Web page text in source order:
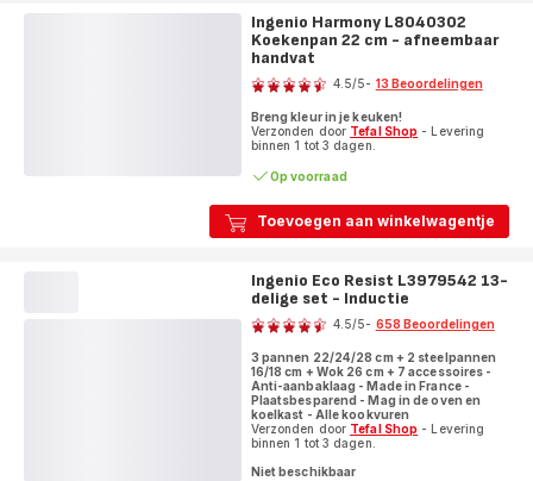
Toevoegen aan winkelwagentje
Ingenio Harmony L8040302
Koekenpan 22 cm - afneembaar
handvat
Beoordeling
4.5/5- 13 Beoordelingen
Breng kleur in je keuken!
Verzonden door Tefal Shop - Levering
binnen 1 tot 3 dagen.
Op voorraad
Ingenio Eco Resist L3979542 13-
delige set - Inductie
Beoordeling
4.5/5- 658 Beoordelingen
3 pannen 22/24/28 cm + 2 steelpannen
16/18 cm + Wok 26 cm + 7 accessoires -
Anti-aanbaklaag - Made in France -
Plaatsbesparend - Mag in de oven en
koelkast - Alle kookvuren
Verzonden door Tefal Shop - Levering
binnen 1 tot 3 dagen.
Niet beschikbaar